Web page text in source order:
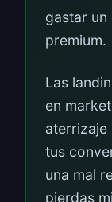
gastar un
premium.
Las
en
aterrizaje
tus
una mal
pierdas